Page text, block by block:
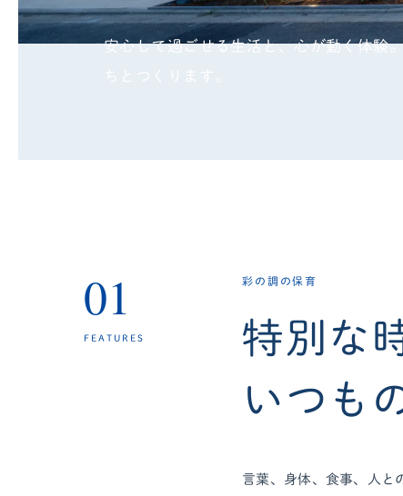
安心して過ごせる生活と、心が動く体験
ちとつくります。
01
FEATURES
彩の調の保育
特別な
いつも
言葉、身体、食事、人と